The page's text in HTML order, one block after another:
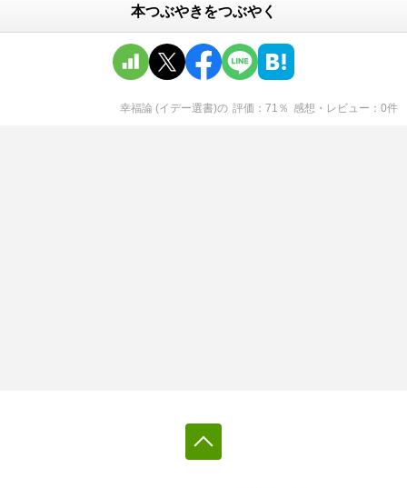
本つぶやきをつぶやく
幸福論 (イデー選書)の 評価 71 ％ 感想・レビュー 0件